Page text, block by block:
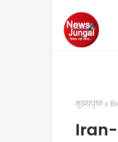
मुख्यपृष्ठ